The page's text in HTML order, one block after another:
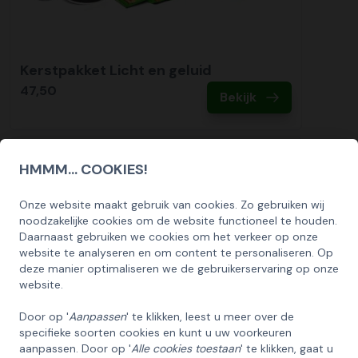
HMMM... COOKIES!
Onze website maakt gebruik van cookies. Zo gebruiken wij
noodzakelijke cookies om de website functioneel te houden.
Daarnaast gebruiken we cookies om het verkeer op onze
website te analyseren en om content te personaliseren. Op
deze manier optimaliseren we de gebruikerservaring op onze
website.
Door op 'Aanpassen' te klikken, leest u meer over de
specifieke soorten cookies en kunt u uw voorkeuren
aanpassen. Door op 'Alle cookies toestaan' te klikken, gaat u
Bekijk
Collectie
2020
SCHRIJF U IN OP ONZE NIEUWSBRIEF
EN ONTVANG 5% KORTING OP DE
HUISCOLLECTIE KERSTPAKKETTEN
Email
INSCHRIJVEN!